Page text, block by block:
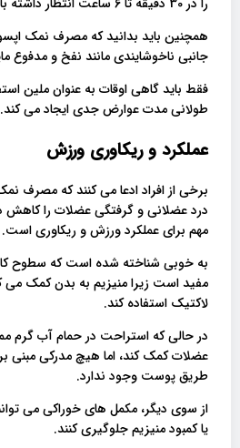
همچنین باید بدانید که مصرف نمک
جانبی ناخوشایندی مانند نفخ و مدفوع
فقط باید گاهی اوقات به عنوان ملین
طولانی مدت عوارض جدی ایجاد می کند.
عملکرد و ریکاوری ورزش
برخی از افراد ادعا می کنند که مصرف
درد عضلانی و گرفتگی عضلات را کاهش
مهم برای عملکرد ورزش و ریکاوری است.
به خوبی شناخته شده است که سطوح
مفید است زیرا منیزیم به بدن کمک می
لاکتیک استفاده کند.
در حالی که استراحت در حمام آب گرم
عضلات کمک کند، اما هیچ مدرکی مبنی
طریق پوست وجود ندارد.
از سوی دیگر، مکمل های خوراکی می
یا کمبود منیزیم جلوگیری کنند.